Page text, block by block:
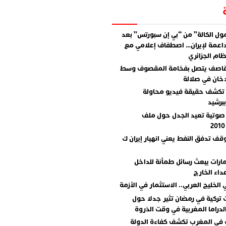
الكالة” من “بي إن سبورتس” بعد
لإيران… اصطفاف إعلامي مع
الجزائري
يتصل بفخامة المقصوف وسط
في صلالة
تكشف حقيقة فيديو محاولة
صوتية تعيد الجدل حول ملف
تدفق النفط يعني انهيار إيران ك
يبعث رسائل طمأنة للداخل
الخارج
الخليج العربي.. الاستثمار في الأزمة
في رمضان تثير جدلا حول
المغربية في وقت الذروة
في المغرب تكشف كفاءة الدولة